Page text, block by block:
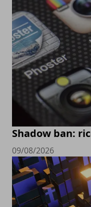
Shadow ban:
09/08/2026